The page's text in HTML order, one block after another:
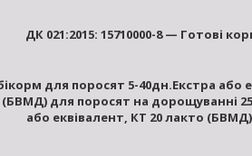
ДК 021:2015: 15710000-8 — Готові
для поросят 5-40дн.Екстра або
(БВМД) для поросят на дорощуванні
або еквівалент, КТ 20лакто (БВМД)